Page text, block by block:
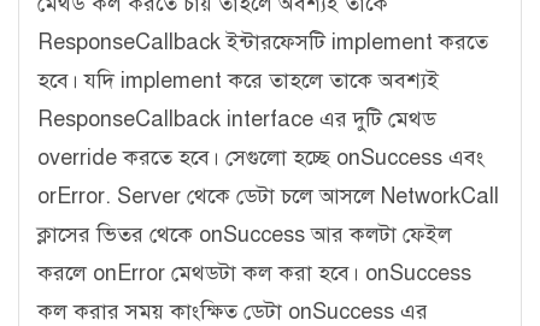
ResponseCallback ইন্টারফেসটি implement করতে
হবে। যদি implement করে তাহলে তাকে অবশ্যই
ResponseCallback interface এর দুটি মেথড
override করতে হবে। সেগুলো হচ্ছে onSuccess এবং
orError. Server থেকে ডেটা চলে আসলে NetworkCall
ক্লাসের ভিতর থেকে onSuccess আর কলটা ফেইল
করলে onError মেথডটা কল করা হবে। onSuccess
কল করার সময় কাংক্ষিত ডেটা onSuccess এর